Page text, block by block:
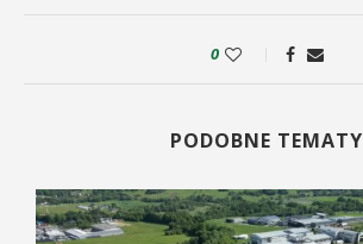
0
PODOBNE TEMATY